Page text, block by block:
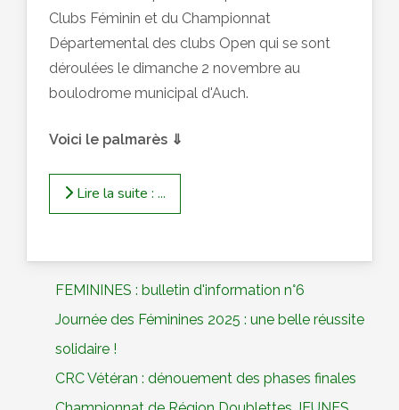
Clubs Féminin et du Championnat
Départemental des clubs Open qui se sont
déroulées le dimanche 2 novembre au
boulodrome municipal d'Auch.
Voici le palmarès ⇓
Lire la suite : ...
FEMININES : bulletin d'information n°6
Journée des Féminines 2025 : une belle réussite
solidaire !
CRC Vétéran : dénouement des phases finales